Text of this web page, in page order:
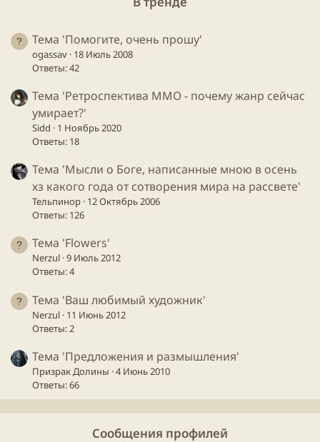
Тема 'Помогите, очень прошу'
ogassav 18 Июль 2008
Ответы: 42
Тема 'Ретроспектива ММО - почему жанр сейчас
умирает?'
Sidd
1 Ноябрь 2020
Ответы: 18
Тема 'Мысли о Боге, написанные мною в осень
хз какого года от сотворения мира на рассвете'
Тельпинор 12 Октябрь 2006
Ответы: 126
Тема 'Flowers'
Nerzul 9 Июль 2012
Ответы: 4
Тема 'Ваш любимый художник'
Nerzul 11 Июнь 2012
Ответы: 2
Тема 'Предложения и размышления'
Призрак Долины 4 Июнь 2010
Ответы: 66
Сообщения профилей